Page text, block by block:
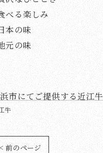
べる楽しみ
本の味
元の味
市にてご提供する近江牛
牛
< 前のページ